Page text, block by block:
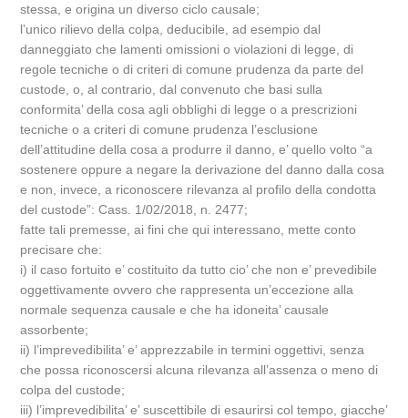
stessa, e origina un diverso ciclo causale;
l’unico rilievo della colpa, deducibile, ad esempio dal
danneggiato che lamenti omissioni o violazioni di legge, di
regole tecniche o di criteri di comune prudenza da parte del
custode, o, al contrario, dal convenuto che basi sulla
conformita’ della cosa agli obblighi di legge o a prescrizioni
tecniche o a criteri di comune prudenza l’esclusione
dell’attitudine della cosa a produrre il danno, e’ quello volto “a
sostenere oppure a negare la derivazione del danno dalla cosa
e non, invece, a riconoscere rilevanza al profilo della condotta
del custode”: Cass. 1/02/2018, n. 2477;
fatte tali premesse, ai fini che qui interessano, mette conto
precisare che:
i) il caso fortuito e’ costituito da tutto cio’ che non e’ prevedibile
oggettivamente ovvero che rappresenta un’eccezione alla
normale sequenza causale e che ha idoneita’ causale
assorbente;
ii) l’imprevedibilita’ e’ apprezzabile in termini oggettivi, senza
che possa riconoscersi alcuna rilevanza all’assenza o meno di
colpa del custode;
iii) l’imprevedibilita’ e’ suscettibile di esaurirsi col tempo, giacche’